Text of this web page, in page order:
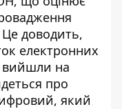
Це доводить,
електронних
вийшли на
про
який